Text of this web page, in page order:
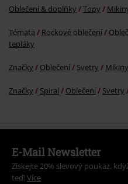
Oblečení & doplňky Topy
Témata Rockové oblečení
tepláky
Značky Oblečení Svetry Mikiny
Značky Spiral Oblečení Svetry
E-Mail Newsletter
Získejte 20% slevový poukaz,
teď! Více